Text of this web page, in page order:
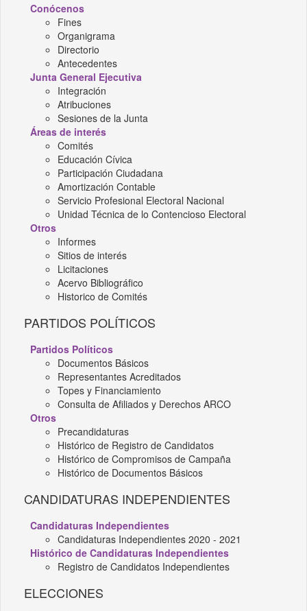
Conócenos
Fines
Organigrama
Directorio
Antecedentes
Junta General Ejecutiva
Integración
Atribuciones
Sesiones de la Junta
Áreas de interés
Comités
Educación Cívica
Participación Ciudadana
Amortización Contable
Servicio Profesional Electoral Nacional
Unidad Técnica de lo Contencioso Electoral
Otros
Informes
Sitios de interés
Licitaciones
Acervo Bibliográfico
Historico de Comités
PARTIDOS POLÍTICOS
Partidos Políticos
Documentos Básicos
Representantes Acreditados
Topes y Financiamiento
Consulta de Afiliados y Derechos ARCO
Otros
Precandidaturas
Histórico de Registro de Candidatos
Histórico de Compromisos de Campaña
Histórico de Documentos Básicos
CANDIDATURAS INDEPENDIENTES
Candidaturas Independientes
Candidaturas Independientes 2020 - 2021
Histórico de Candidaturas Independientes
Registro de Candidatos Independientes
ELECCIONES